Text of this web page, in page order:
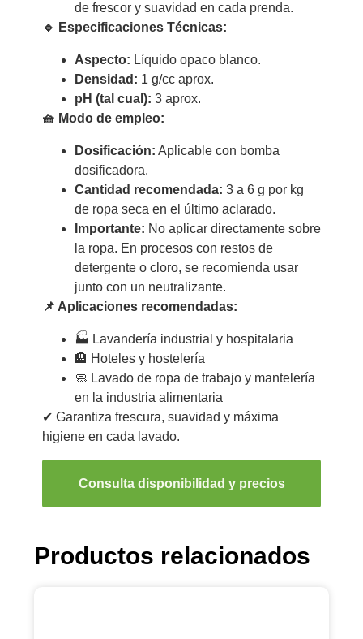
de frescor y suavidad en cada prenda.
🔹 Especificaciones Técnicas:
Aspecto: Líquido opaco blanco.
Densidad: 1 g/cc aprox.
pH (tal cual): 3 aprox.
🧺 Modo de empleo:
Dosificación: Aplicable con bomba
dosificadora.
Cantidad recomendada: 3 a 6 g por kg
de ropa seca en el último aclarado.
Importante: No aplicar directamente sobre
la ropa. En procesos con restos de
detergente o cloro, se recomienda usar
junto con un neutralizante.
📌 Aplicaciones recomendadas:
🏭 Lavandería industrial y hospitalaria
🏨 Hoteles y hostelería
🧼 Lavado de ropa de trabajo y mantelería
en la industria alimentaria
✔ Garantiza frescura, suavidad y máxima
higiene en cada lavado.
Consulta disponibilidad y precios
Productos relacionados